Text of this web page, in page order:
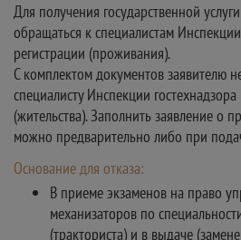
Для получения государственной
обращаться к специалистам
регистрации (проживания).
С комплектом документов заявителю
специалисту Инспекции
(жительства). Заполнить заявление о
можно предварительно либо при
Основание для отказа:
В приеме экзаменов на право
механизаторов по
(тракториста) и в выдаче